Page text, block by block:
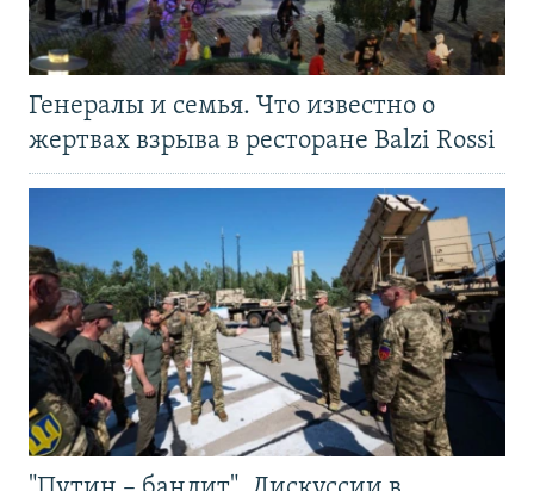
Генералы и семья. Что известно о
жертвах взрыва в ресторане Balzi Rossi